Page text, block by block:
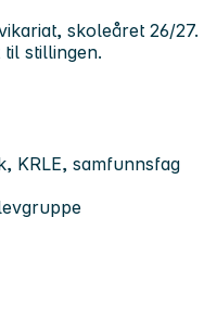
skoleåret 26/27.
stillingen.
KRLE, samfunnsfag